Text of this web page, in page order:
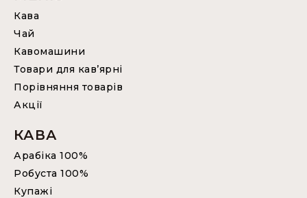
Кава
Чай
Кавомашини
Товари для кав’ярні
Порівняння товарів
Акції
КАВА
Арабіка 100%
Робуста 100%
Купажі